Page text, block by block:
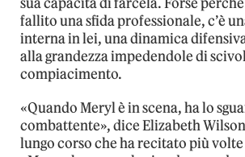
fallito una sfida professionale, c’è
interna in lei, una dinamica
alla grandezza impedendole di
compiacimento.
«Quando Meryl è in scena, ha lo
combattente», dice Elizabeth
lungo corso che ha recitato più volte